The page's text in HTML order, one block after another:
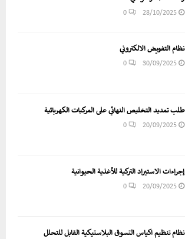
28/10/2025
0
نظام التفويض الالكتروني
30/09/2025
0
طلب تمديد التخليص النهائي على المركبات الكهربائية
20/09/2025
0
إجراءات الاستيراد التركية للأغذية الحيوانية
20/09/2025
0
نظام تنظيم اكياس التسوق البلاستيكية القابل للتحلل